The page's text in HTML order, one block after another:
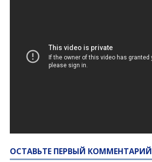
ОСТАВЬТЕ ПЕРВЫЙ КОММЕНТАРИЙ